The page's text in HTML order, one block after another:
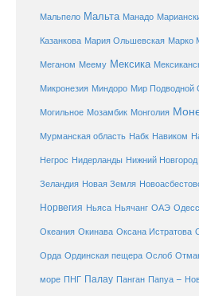
Мальпело Мальта Манадо
Казанкова Мария Ольшевская Марко
Меганом Меему Мексика
Микронезия Миндоро Мир Подводной
Могильное Мозамбик Монголия
Мурманская область Набк Навиком
Негрос Нидерланды Нижний Новгород
Зеландия Новая Земля
Норвегия Ньяса Ньячанг ОАЭ
Океания Окинава Оксана Истратова
Орда Ординская пещера Ослоб
море ПНГ Палау Панган Папуа –